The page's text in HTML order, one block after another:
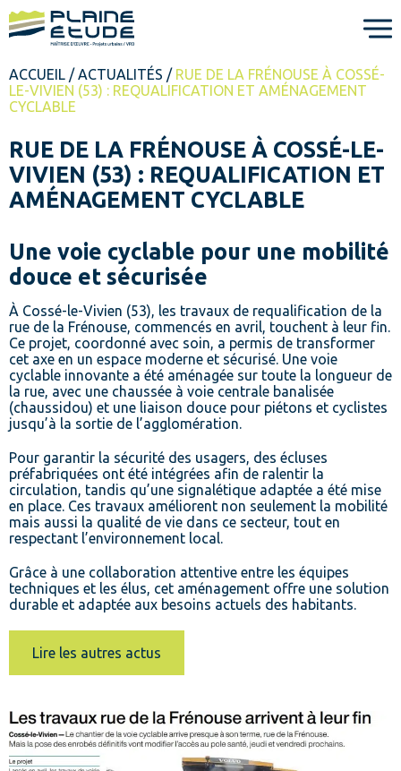
ACCUEIL /ACTUALITÉS / RUE DE LA FRÉNOUSE À COSSÉ-
LE-VIVIEN (53) : REQUALIFICATION ET AMÉNAGEMENT
CYCLABLE
RUE DE LA FRÉNOUSE À COSSÉ-LE-
VIVIEN (53) : REQUALIFICATION ET
AMÉNAGEMENT CYCLABLE
Une voie cyclable pour une mobilité
douce et sécurisée
À Cossé-le-Vivien (53), les travaux de requalification de la
rue de la Frénouse, commencés en avril, touchent à leur fin.
Ce projet, coordonné avec soin, a permis de transformer
cet axe en un espace moderne et sécurisé. Une voie
cyclable innovante a été aménagée sur toute la longueur de
la rue, avec une chaussée à voie centrale banalisée
(chaussidou) et une liaison douce pour piétons et cyclistes
jusqu’à la sortie de l’agglomération.
Pour garantir la sécurité des usagers, des écluses
préfabriquées ont été intégrées afin de ralentir la
circulation, tandis qu’une signalétique adaptée a été mise
en place. Ces travaux améliorent non seulement la mobilité
mais aussi la qualité de vie dans ce secteur, tout en
respectant l’environnement local.
Grâce à une collaboration attentive entre les équipes
techniques et les élus, cet aménagement offre une solution
durable et adaptée aux besoins actuels des habitants.
Lire les autres actus